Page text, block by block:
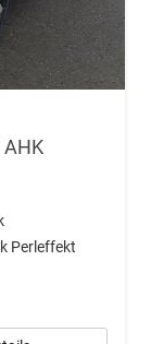
AHK
Perleffekt